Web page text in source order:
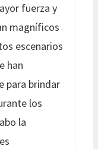
fuerza y
magníficos
escenarios
han
para brindar
los
la